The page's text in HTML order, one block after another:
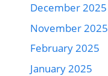
December 2025
November 2025
February 2025
January 2025